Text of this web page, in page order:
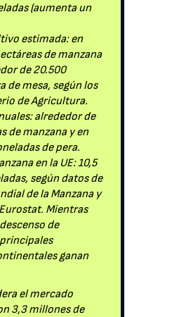
(aumenta un
estimada: en
de manzana
de 20.500
de mesa, según los
de Agricultura.
alrededor de
de manzana y en
de pera.
en la UE: 10,5
según datos de
de la Manzana y
Eurostat. Mientras
de
ganan
el mercado
3,3 millones de